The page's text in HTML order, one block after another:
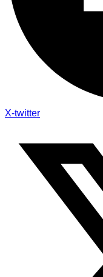
X-twitter